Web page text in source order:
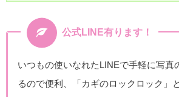
公式LINE有ります！
いつもの使いなれたLINEで手軽に写真
るので便利、「カギのロックロック」